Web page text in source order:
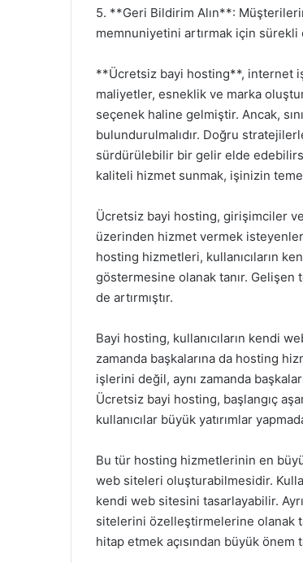
5. **Geri Bildirim Alın**:
memnuniyetini artırmak için sürekli
**Ücretsiz bayi hosting**, internet
maliyetler, esneklik ve marka
seçenek haline gelmiştir. Ancak,
bulundurulmalıdır. Doğru
sürdürülebilir bir gelir elde
kaliteli hizmet sunmak, işinizin
Ücretsiz bayi hosting, girişimciler
üzerinden hizmet vermek
hosting hizmetleri, kullanıcıların
göstermesine olanak tanır.
de artırmıştır.
Bayi hosting, kullanıcıların kendi
zamanda başkalarına da hosting
işlerini değil, aynı zamanda
Ücretsiz bayi hosting, başlangıç
kullanıcılar büyük yatırımlar
Bu tür hosting hizmetlerinin en
web siteleri oluşturabilmesidir.
kendi web sitesini tasarlayabilir.
sitelerini özelleştirmelerine olanak
hitap etmek açısından büyük önem